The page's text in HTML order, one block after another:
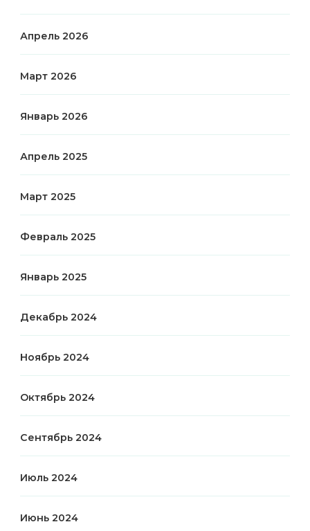
Апрель 2026
Март 2026
Январь 2026
Апрель 2025
Март 2025
Февраль 2025
Январь 2025
Декабрь 2024
Ноябрь 2024
Октябрь 2024
Сентябрь 2024
Июль 2024
Июнь 2024